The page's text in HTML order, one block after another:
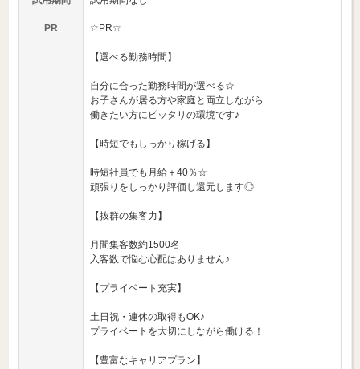
PR ☆PR☆
【選べる勤務時間】
自分に合った勤務時間が選べる☆
お子さんが居る方や家庭と両立しながら
働きたい方にピッタリの環境です♪
【時短でもしっかり稼げる】
時短社員でも月給＋40％☆
頑張りをしっかり評価し還元します◎
【抜群の集客力】
月間集客数約1500名
入客数で悩む心配はありません♪
【プライベート充実】
土日祝・連休の取得もOK♪
プライベートを大切にしながら働ける！
【豊富なキャリアプラン】